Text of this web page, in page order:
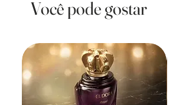
Você pode gostar